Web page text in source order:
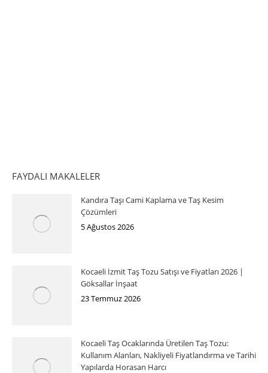
FAYDALI MAKALELER
Kandıra Taşı Cami Kaplama ve Taş Kesim
Çözümleri
5 Ağustos 2026
Kocaeli İzmit Taş Tozu Satışı ve Fiyatları 2026 |
Göksallar İnşaat
23 Temmuz 2026
Kocaeli Taş Ocaklarında Üretilen Taş Tozu:
Kullanım Alanları, Nakliyeli Fiyatlandırma ve Tarihi
Yapılarda Horasan Harcı